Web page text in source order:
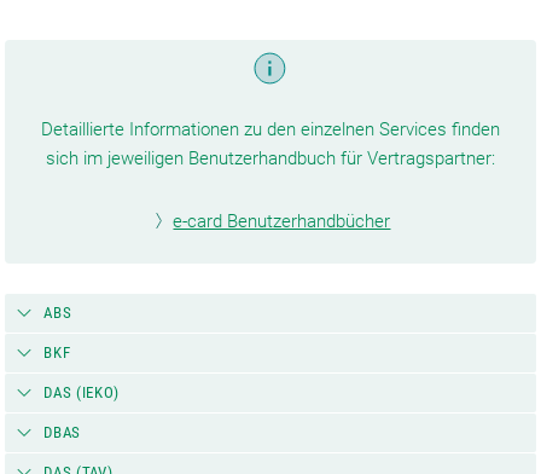
Detaillierte Informationen zu den einzelnen Services finden
sich im jeweiligen Benutzerhandbuch für Vertragspartner:
e-card Benutzerhandbücher
ABS
BKF
DAS (IEKO)
DBAS